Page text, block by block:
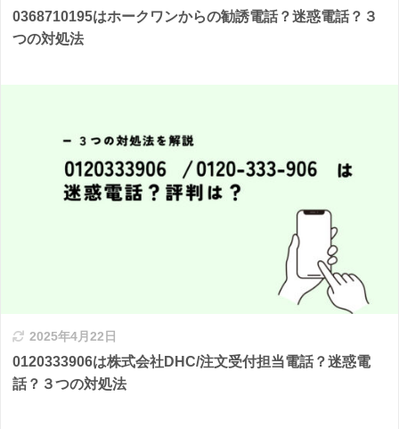
0368710195はホークワンからの勧誘電話？迷惑電話？３
つの対処法
2025年4月22日
0120333906は株式会社DHC/注文受付担当電話？迷惑電
話？３つの対処法